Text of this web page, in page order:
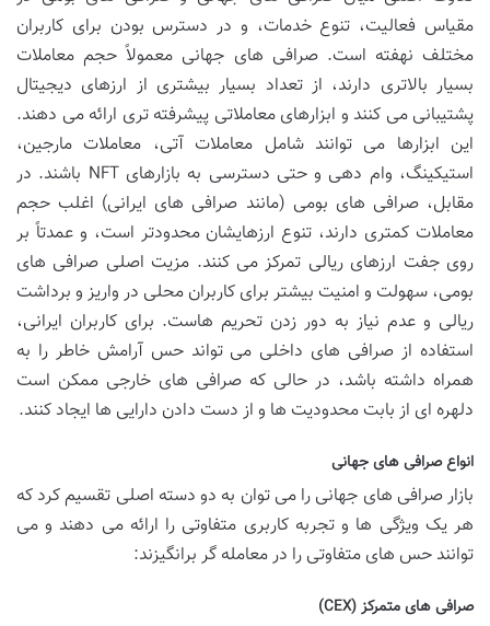
مقیاس فعالیت، تنوع خدمات، و در دسترس بودن برای کاربران
مختلف نهفته است. صرافی های جهانی معمولاً حجم معاملات
بسیار بالاتری دارند، از تعداد بسیار بیشتری از ارزهای دیجیتال
پشتیبانی می کنند و ابزارهای معاملاتی پیشرفته تری ارائه می دهند.
این ابزارها می توانند شامل معاملات آتی، معاملات مارجین،
استیکینگ، وام دهی و حتی دسترسی به بازارهای NFT باشند. در
مقابل، صرافی های بومی (مانند صرافی های ایرانی) اغلب حجم
معاملات کمتری دارند، تنوع ارزهایشان محدودتر است، و عمدتاً بر
روی جفت ارزهای ریالی تمرکز می کنند. مزیت اصلی صرافی های
بومی، سهولت و امنیت بیشتر برای کاربران محلی در واریز و برداشت
ریالی و عدم نیاز به دور زدن تحریم هاست. برای کاربران ایرانی،
استفاده از صرافی های داخلی می تواند حس آرامش خاطر را به
همراه داشته باشد، در حالی که صرافی های خارجی ممکن است
دلهره ای از بابت محدودیت ها و از دست دادن دارایی ها ایجاد کنند.
انواع صرافی های جهانی
بازار صرافی های جهانی را می توان به دو دسته اصلی تقسیم کرد که
هر یک ویژگی ها و تجربه کاربری متفاوتی را ارائه می دهند و می
توانند حس های متفاوتی را در معامله گر برانگیزند:
صرافی های متمرکز (CEX)